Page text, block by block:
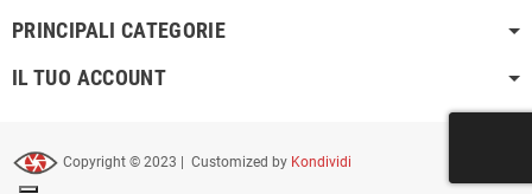
PRINCIPALI CATEGORIE
IL TUO ACCOUNT
Copyright © 2023 | Customized by Kondividi